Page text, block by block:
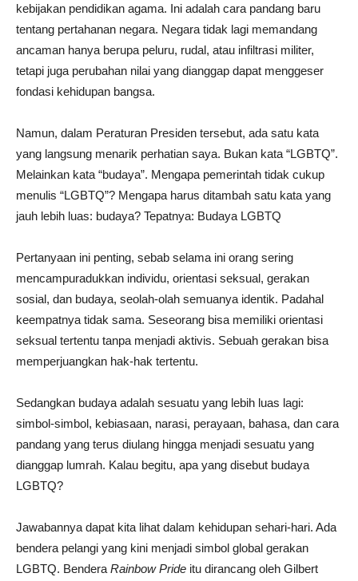
kebijakan pendidikan agama. Ini adalah cara pandang baru
tentang pertahanan negara. Negara tidak lagi memandang
ancaman hanya berupa peluru, rudal, atau infiltrasi militer,
tetapi juga perubahan nilai yang dianggap dapat menggeser
fondasi kehidupan bangsa.
Namun, dalam Peraturan Presiden tersebut, ada satu kata
yang langsung menarik perhatian saya. Bukan kata “LGBTQ”.
Melainkan kata “budaya”. Mengapa pemerintah tidak cukup
menulis “LGBTQ”? Mengapa harus ditambah satu kata yang
jauh lebih luas: budaya? Tepatnya: Budaya LGBTQ
Pertanyaan ini penting, sebab selama ini orang sering
mencampuradukkan individu, orientasi seksual, gerakan
sosial, dan budaya, seolah-olah semuanya identik. Padahal
keempatnya tidak sama. Seseorang bisa memiliki orientasi
seksual tertentu tanpa menjadi aktivis. Sebuah gerakan bisa
memperjuangkan hak-hak tertentu.
Sedangkan budaya adalah sesuatu yang lebih luas lagi:
simbol-simbol, kebiasaan, narasi, perayaan, bahasa, dan cara
pandang yang terus diulang hingga menjadi sesuatu yang
dianggap lumrah. Kalau begitu, apa yang disebut budaya
LGBTQ?
Jawabannya dapat kita lihat dalam kehidupan sehari-hari. Ada
bendera pelangi yang kini menjadi simbol global gerakan
LGBTQ. Bendera Rainbow Pride itu dirancang oleh Gilbert